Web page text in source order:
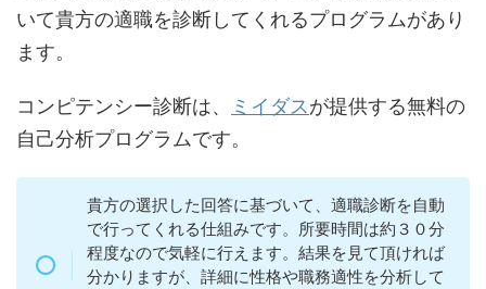
いて貴方の適職を診断してくれるプログラムがあり
ます。
コンピテンシー診断は、 ミイダスが提供する無料の
自己分析プログラムです。
貴方の選択した回答に基づいて、適職診断を自動
で行ってくれる仕組みです。所要時間は約３０分
程度なので気軽に行えます。結果を見て頂ければ
分かりますが、詳細に性格や職務適性を分析して